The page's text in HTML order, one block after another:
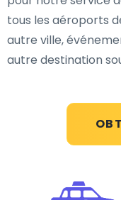
tous les aéroports
autre ville,
autre destination